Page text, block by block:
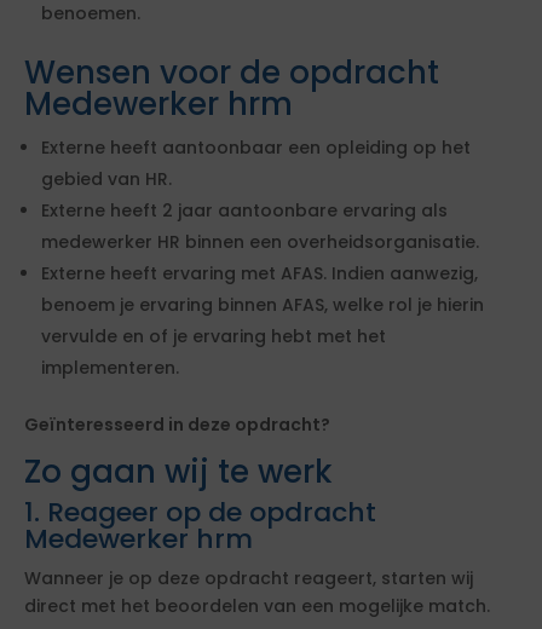
benoemen.
Wensen voor de opdracht
Medewerker hrm
Externe heeft aantoonbaar een opleiding op het
gebied van HR.
Externe heeft 2 jaar aantoonbare ervaring als
medewerker HR binnen een overheidsorganisatie.
Externe heeft ervaring met AFAS. Indien aanwezig,
benoem je ervaring binnen AFAS, welke rol je hierin
vervulde en of je ervaring hebt met het
implementeren.
Geïnteresseerd in deze opdracht?
Zo gaan wij te werk
1. Reageer op de opdracht
Medewerker hrm
Wanneer je op deze opdracht reageert, starten wij
direct met het beoordelen van een mogelijke match.